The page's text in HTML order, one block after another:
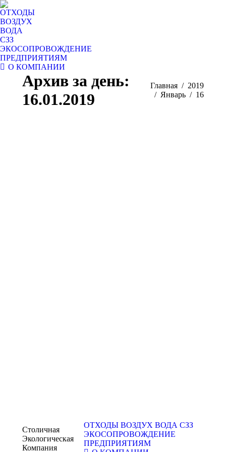
ОТХОДЫ
ВОЗДУХ
ВОДА
СЗЗ
ЭКОСОПРОВОЖДЕНИЕ
ПРЕДПРИЯТИЯМ
О КОМПАНИИ
Архив за день:
16.01.2019
Вы здесь:
Главная
2019
Январь
16
Столичная
Экологическая
Компания
ОТХОДЫ ВОЗДУХ ВОДА СЗЗ
ЭКОСОПРОВОЖДЕНИЕ
ПРЕДПРИЯТИЯМ